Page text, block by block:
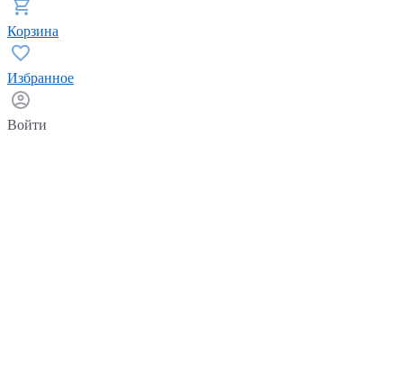
Корзина
Избранное
Войти